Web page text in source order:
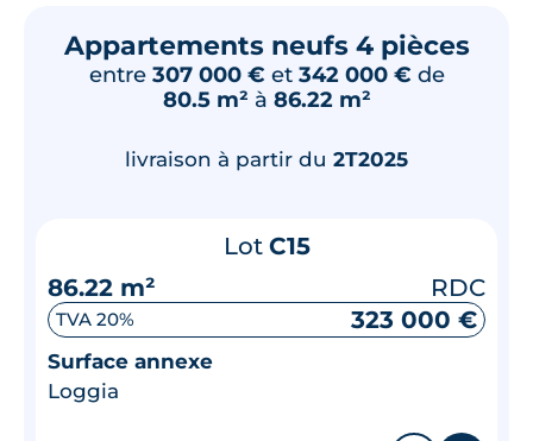
Appartements neufs 4 pièces
entre 307 000 € et 342 000 € de
80.5 m² à 86.22 m²
livraison à partir du 2T2025
Lot C15
86.22 m²
RDC
TVA 20% 323 000 €
Surface annexe
Loggia